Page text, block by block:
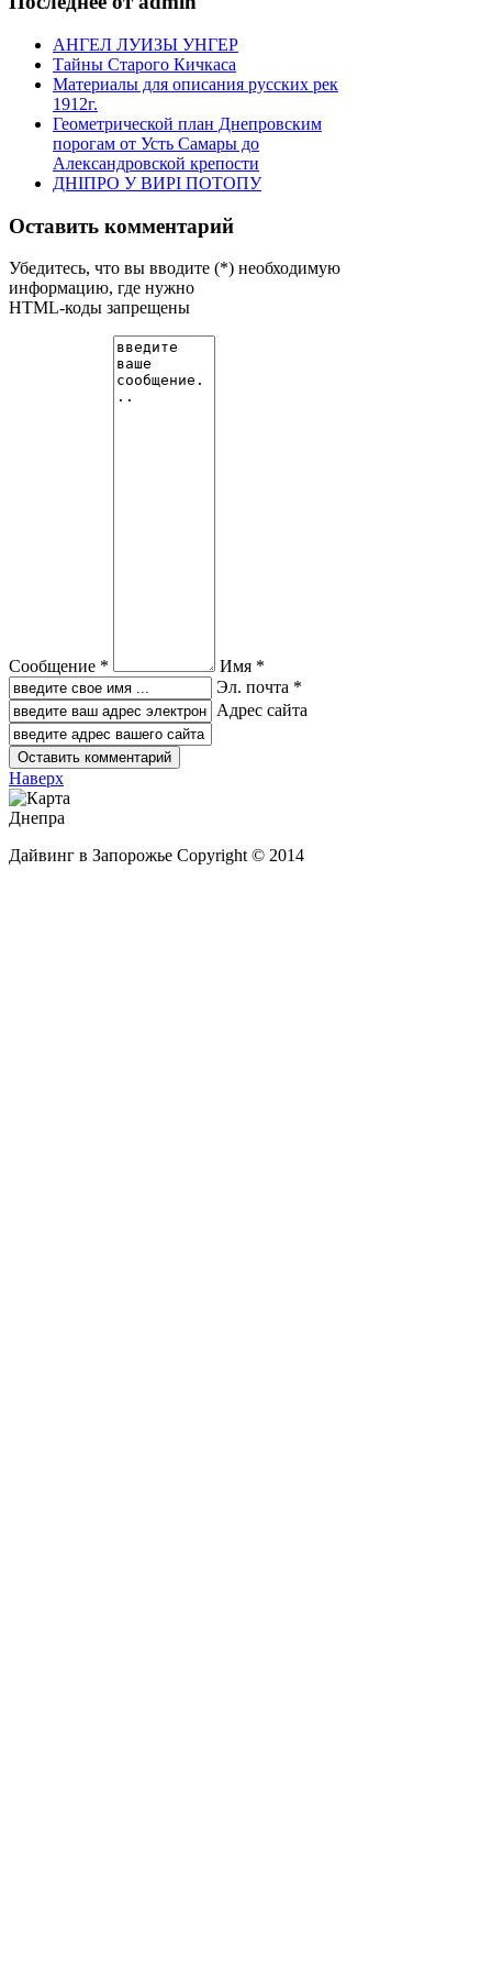
АНГЕЛ ЛУИЗЫ УНГЕР
Тайны Старого Кичкаса
Материалы для описания русских рек
1912г.
Геометрической план Днепровским
порогам от Усть Самары до
Александровской крепости
ДНІПРО У ВИРІ ПОТОПУ
Оставить комментарий
Убедитесь, что вы вводите (*) необходимую
информацию, где нужно
HTML-коды запрещены
Сообщение *
Имя *
Эл. почта *
Адрес сайта
Наверх
Дайвинг в Запорожье Copyright © 2014